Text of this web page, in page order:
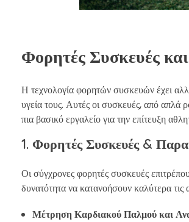
Φορητές Συσκευές
Η τεχνολογία φορητών συσκευών έχει
υγεία τους. Αυτές οι συσκευές, από απλά
πια βασικό εργαλείο για την επίτευξη
1. Φορητές Συσκευές &
Οι σύγχρονες φορητές συσκευές
δυνατότητα να κατανοήσουν καλύτερα τις
Μέτρηση Καρδιακού Παλμού και